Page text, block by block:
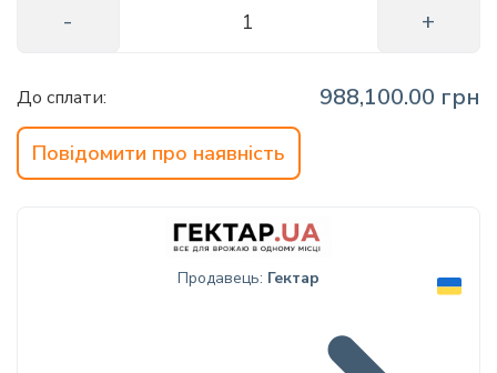
info@hectare.ua
До сплати: 988,100.00 грн
Повідомити про наявність
Продавець: Гектар